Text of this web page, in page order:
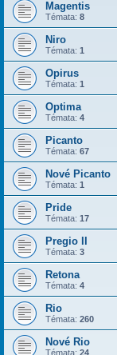
Magentis
Témata: 8
Niro
Témata: 1
Opirus
Témata: 1
Optima
Témata: 4
Picanto
Témata: 67
Nové Picanto
Témata: 1
Pride
Témata: 17
Pregio II
Témata: 3
Retona
Témata: 4
Rio
Témata: 260
Nové Rio
Témata: 24